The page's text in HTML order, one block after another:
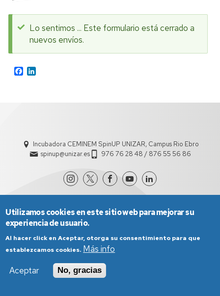
Mensaje
de
estado
Lo sentimos ... Este formulario está cerrado a
nuevos envíos.
Facebook
Incubadora CEMINEM SpinUP UNIZAR, Campus Rio Ebro
spinup@unizar.es
976 76 28 48 / 876 55 56 86
Aviso Legal
Condiciones generales de uso
Política de Privacidad
Política de Accesibilidad
Utilizamos cookies en este sitio web para mejorar su
experiencia de usuario.
Al hacer click en Aceptar, otorga su consentimiento para que
establezcamos cookies. Más info
Aceptar
No, gracias